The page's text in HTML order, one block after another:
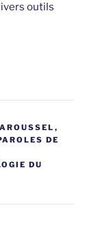
outils
,
DE
DU